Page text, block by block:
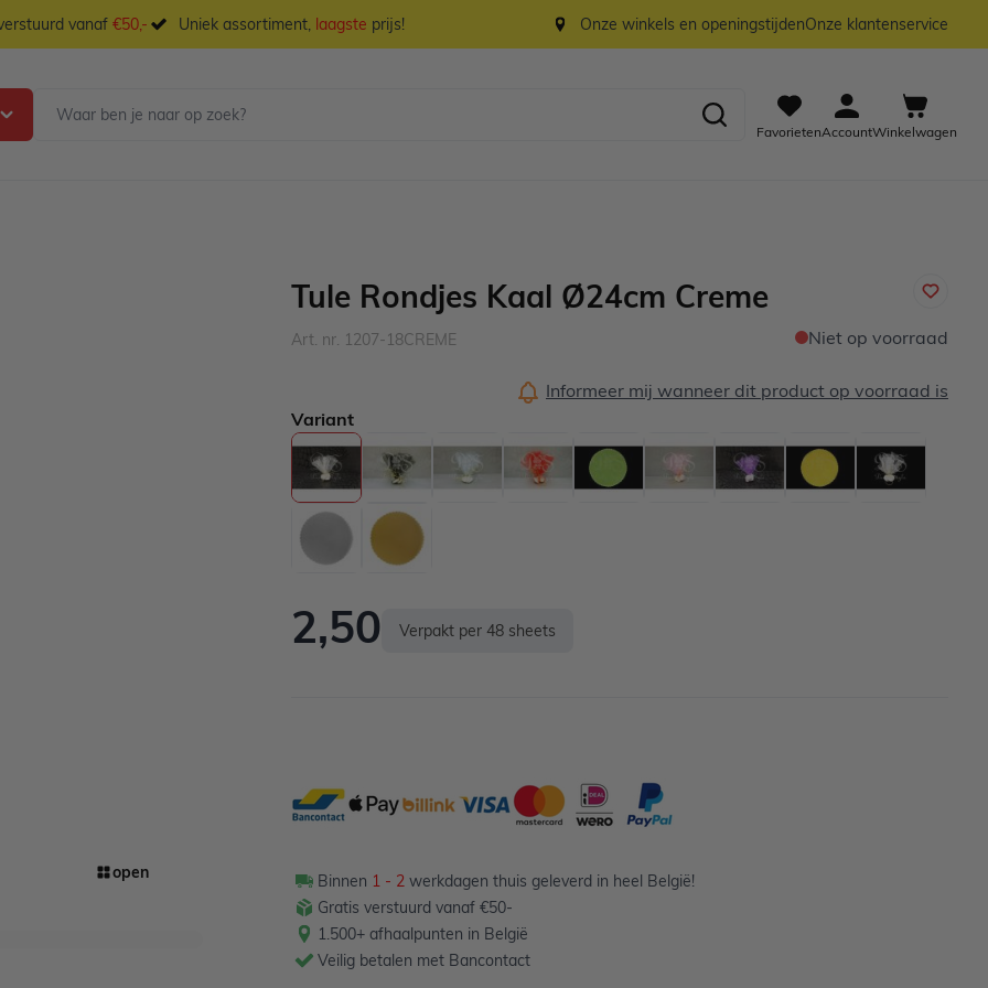
vanaf €50,- Uniek assortiment, laagste prijs! Onze winkels en openingstijdenOnze klantenservice
FavorietenAccountWinkelwagen
open
Tule Rondjes Kaal Ø24cm Creme
Art. nr. 1207-18CREME Niet op voorraad
Informeer mij wanneer dit product op voorraad is
Variant
2,50 Verpakt per 48 sheets
Binnen 1 - 2 werkdagen thuis geleverd in heel België!
Gratis verstuurd vanaf €50-
1.500+ afhaalpunten in België
Veilig betalen met Bancontact